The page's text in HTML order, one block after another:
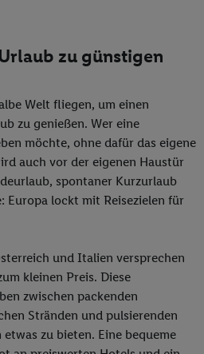
zu günstigen
Welt fliegen, um einen
zu genießen. Wer eine
möchte, ohne dafür das eigene
auch vor der eigenen Haustür
spontaner Kurzurlaub
Europa lockt mit Reisezielen für
und Italien versprechen
kleinen Preis. Diese
zwischen packenden
Stränden und pulsierenden
zu bieten. Eine bequeme